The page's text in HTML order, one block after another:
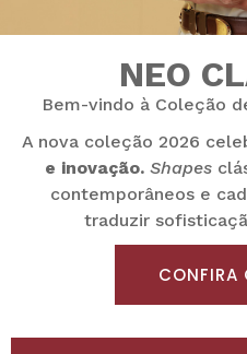
NEO
Bem-vindo à Coleção
A nova coleção 2026
e inovação. Shapes
contemporâneos e
traduzir
CONFIRA